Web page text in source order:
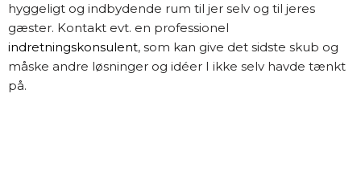
hyggeligt og indbydende rum til jer selv og til jeres
gæster. Kontakt evt. en professionel
indretningskonsulent, som kan give det sidste skub og
måske andre løsninger og idéer I ikke selv havde tænkt
på.